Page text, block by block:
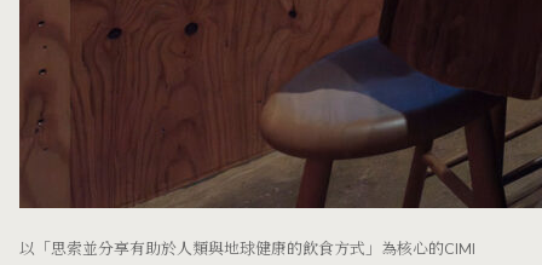
以「思索並分享有助於人類與地球健康的飲食方式」為核心的CIMI